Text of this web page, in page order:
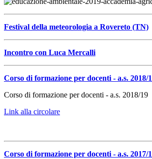
Festival della meteorologia a Rovereto (TN)
Incontro con Luca Mercalli
Corso di formazione per docenti - a.s. 2018/
Corso di formazione per docenti - a.s. 2018/19
Link alla circolare
Corso di formazione per docenti - a.s. 2017/